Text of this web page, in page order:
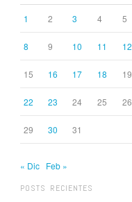
1 2 3 4 5
8 9 10 11 12
15 16 17 18 19
22 23 24 25 26
29 30 31
« Dic Feb »
POSTS RECIENTES